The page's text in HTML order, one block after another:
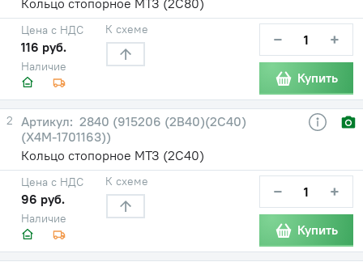
Наличие
Цена с НДС
116 руб.
К схеме − +
Купить
2
2840 (915206 (2В40)(2С40)
(Х4М-1701163))
Кольцо стопорное МТЗ (2С40)
Наличие
Цена с НДС
96 руб.
К схеме − +
Купить